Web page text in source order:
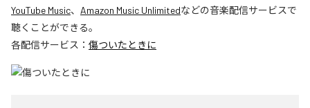
YouTube Music、 Amazon Music Unlimitedなどの音楽配信サービスで
聴くことができる。
各配信サービス： 傷ついたときに